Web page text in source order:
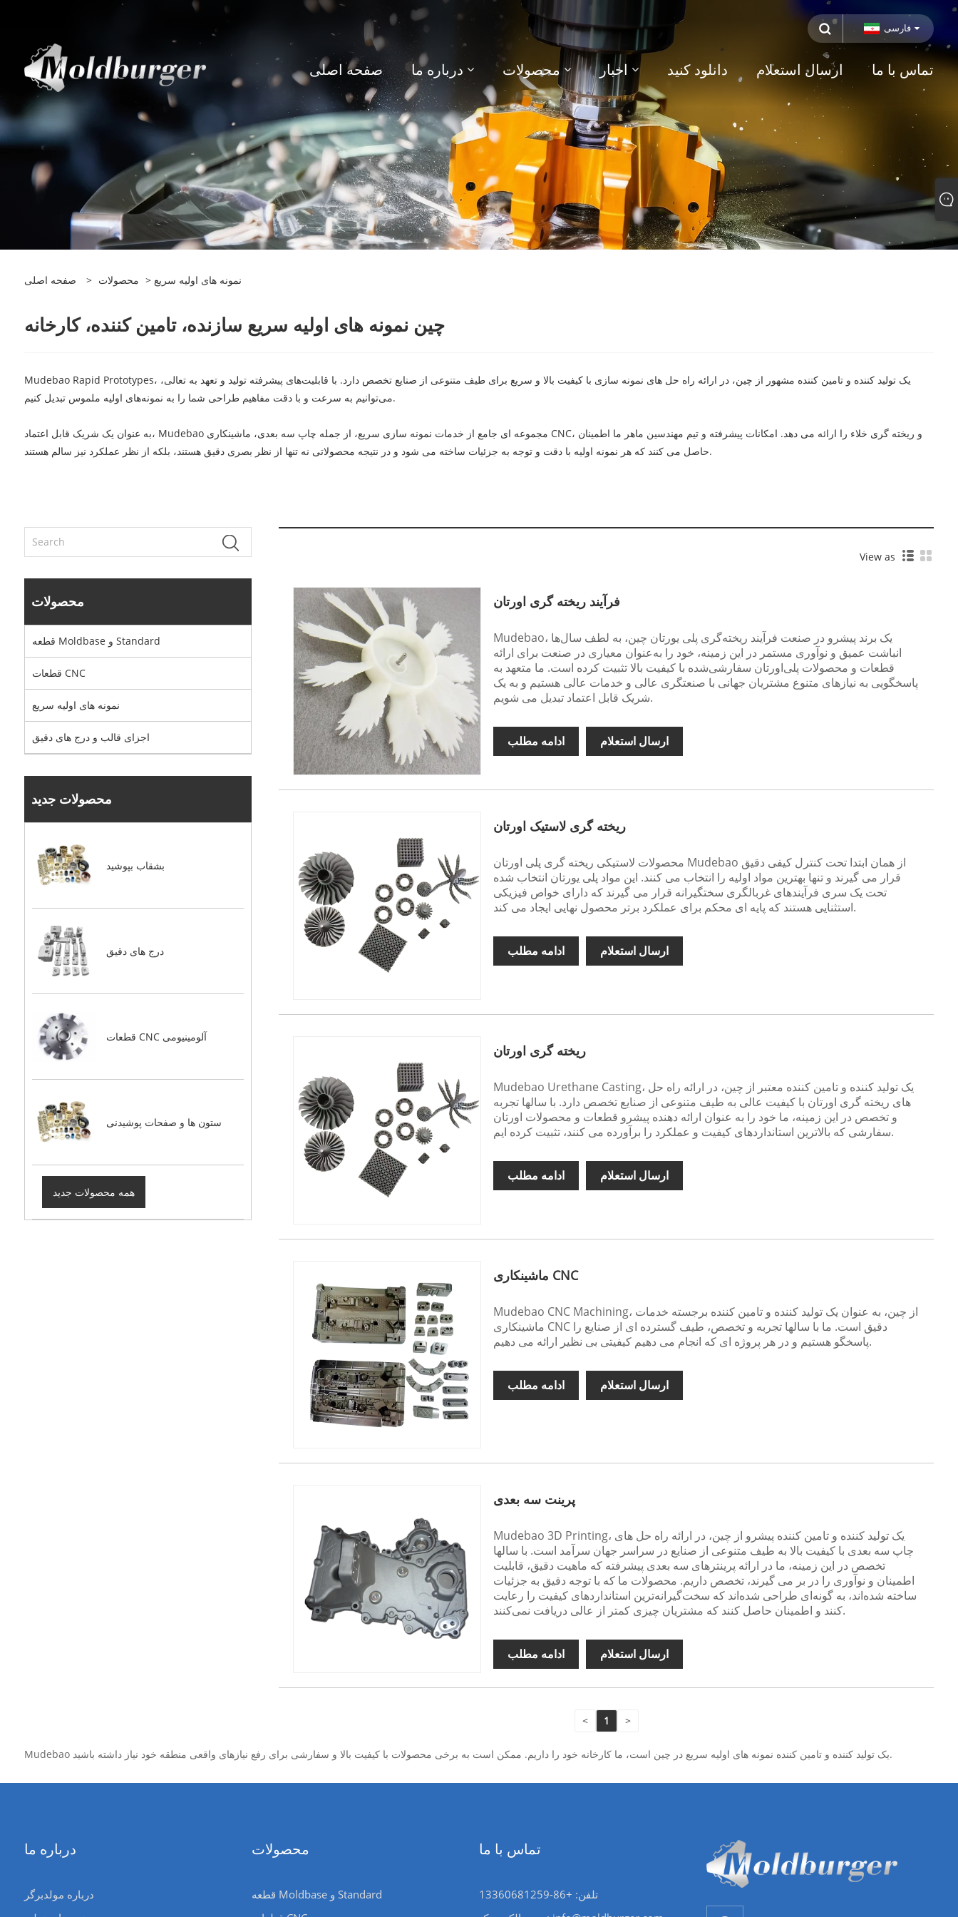
فارسی
صفحه اصلی درباره ما محصولات اخبار دانلود کنید ارسال استعلام تماس با ما
صفحه اصلی > محصولات > نمونه های اولیه سریع
چین نمونه های اولیه سریع سازنده، تامین کننده، کارخانه
Mudebao Rapid Prototypes، یک تولید کننده و تامین کننده مشهور از چین، در ارائه راه حل های نمونه سازی با کیفیت بالا و سریع برای طیف متنوعی از صنایع تخصص دارد. با قابلیت‌های پیشرفته تولید و تعهد به تعالی،
می‌توانیم به سرعت و با دقت مفاهیم طراحی شما را به نمونه‌های اولیه ملموس تبدیل کنیم.
به عنوان یک شریک قابل اعتماد، Mudebao مجموعه ای جامع از خدمات نمونه سازی سریع، از جمله چاپ سه بعدی، ماشینکاری CNC، و ریخته گری خلاء را ارائه می دهد. امکانات پیشرفته و تیم مهندسین ماهر ما اطمینان
حاصل می کنند که هر نمونه اولیه با دقت و توجه به جزئیات ساخته می شود و در نتیجه محصولاتی نه تنها از نظر بصری دقیق هستند، بلکه از نظر عملکرد نیز سالم هستند.
محصولات
قطعه Moldbase و Standard
قطعات CNC
نمونه های اولیه سریع
اجزای قالب و درج های دقیق
محصولات جدید
بشقاب بپوشید
درج های دقیق
قطعات CNC آلومینیومی
ستون ها و صفحات پوشیدنی
همه محصولات جدید
View as
فرآیند ریخته گری اورتان
Mudebao، یک برند پیشرو در صنعت فرآیند ریخته‌گری پلی یورتان چین، به لطف سال‌ها
انباشت عمیق و نوآوری مستمر در این زمینه، خود را به‌عنوان معیاری در صنعت برای ارائه
قطعات و محصولات پلی‌اورتان سفارشی‌شده با کیفیت بالا تثبیت کرده است. ما متعهد به
پاسخگویی به نیازهای متنوع مشتریان جهانی با صنعتگری عالی و خدمات عالی هستیم و به یک
شریک قابل اعتماد تبدیل می شویم.
ادامه مطلب ارسال استعلام
ریخته گری لاستیک اورتان
محصولات لاستیکی ریخته گری پلی اورتان Mudebao از همان ابتدا تحت کنترل کیفی دقیق
قرار می گیرند و تنها بهترین مواد اولیه را انتخاب می کنند. این مواد پلی یورتان انتخاب شده
تحت یک سری فرآیندهای غربالگری سختگیرانه قرار می گیرند که دارای خواص فیزیکی
استثنایی هستند که پایه ای محکم برای عملکرد برتر محصول نهایی ایجاد می کند.
ادامه مطلب ارسال استعلام
ریخته گری اورتان
Mudebao Urethane Casting، یک تولید کننده و تامین کننده معتبر از چین، در ارائه راه حل
های ریخته گری اورتان با کیفیت عالی به طیف متنوعی از صنایع تخصص دارد. با سالها تجربه
و تخصص در این زمینه، ما خود را به عنوان ارائه دهنده پیشرو قطعات و محصولات اورتان
سفارشی که بالاترین استانداردهای کیفیت و عملکرد را برآورده می کنند، تثبیت کرده ایم.
ادامه مطلب ارسال استعلام
ماشینکاری CNC
Mudebao CNC Machining، از چین، به عنوان یک تولید کننده و تامین کننده برجسته خدمات
ماشینکاری CNC دقیق است. ما با سالها تجربه و تخصص، طیف گسترده ای از صنایع را
پاسخگو هستیم و در هر پروژه ای که انجام می دهیم کیفیتی بی نظیر ارائه می دهیم.
ادامه مطلب ارسال استعلام
پرینت سه بعدی
Mudebao 3D Printing، یک تولید کننده و تامین کننده پیشرو از چین، در ارائه راه حل های
چاپ سه بعدی با کیفیت بالا به طیف متنوعی از صنایع در سراسر جهان سرآمد است. با سالها
تخصص در این زمینه، ما در ارائه پرینترهای سه بعدی پیشرفته که ماهیت دقیق، قابلیت
اطمینان و نوآوری را در بر می گیرند، تخصص داریم. محصولات ما که با توجه دقیق به جزئیات
ساخته شده‌اند، به گونه‌ای طراحی شده‌اند که سخت‌گیرانه‌ترین استانداردهای کیفیت را رعایت
کنند و اطمینان حاصل کنند که مشتریان چیزی کمتر از عالی دریافت نمی‌کنند.
ادامه مطلب ارسال استعلام
< 1 >
Mudebao یک تولید کننده و تامین کننده نمونه های اولیه سریع در چین است، ما کارخانه خود را داریم. ممکن است به برخی محصولات با کیفیت بالا و سفارشی برای رفع نیازهای واقعی منطقه خود نیاز داشته باشید.
درباره ما
درباره مولدبرگر
محصولات
قطعه Moldbase و Standard
تماس با ما
تلفن: +86-13360681259